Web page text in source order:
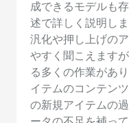
成できるモデルも
述で詳しく説明しま
汎化や押し上げの
やすく聞こえます
る多くの作業があ
イテムのコンテン
の新規アイテムの